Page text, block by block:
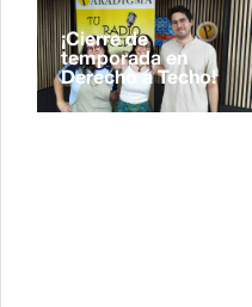
¡Cierre de
temporada en
Derecho a Techo!